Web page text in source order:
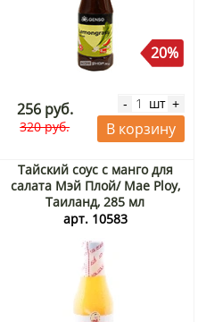
20%
256 руб.
320 руб.
- шт +
В корзину
Тайский соус с манго для
салата Мэй Плой/ Mae Ploy,
Таиланд, 285 мл
арт. 10583